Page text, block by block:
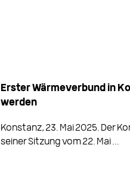
Erster Wärmeverbund in
werden
Konstanz, 23. Mai 2025. Der
seiner Sitzung vom 22. Mai ...